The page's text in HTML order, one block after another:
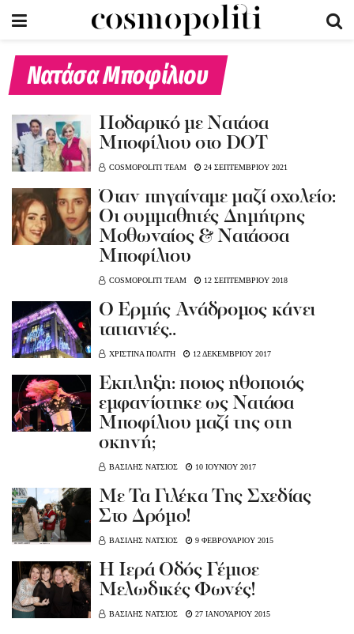
Νατάσα Μποφίλιου
Ποδαρικό με Νατάσα
Μποφίλιου στο DOT
COSMOPOLITI TEAM 24 ΣΕΠΤΕΜΒΡΙΟΥ 2021
Όταν πηγαίναμε μαζί σχολείο:
Οι συμμαθητές Δημήτρης
Μοθωναίος & Νατάσσα
Μποφίλιου
COSMOPOLITI TEAM 12 ΣΕΠΤΕΜΒΡΙΟΥ 2018
O Eρμής Ανάδρομος κάνει
τατιανιές..
ΧΡΙΣΤΙΝΑ ΠΟΛΙΤΗ 12 ΔΕΚΕΜΒΡΙΟΥ 2017
Έκπληξη: ποιος ηθοποιός
εμφανίστηκε ως Νατάσα
Μποφίλιου μαζί της στη
σκηνή;
ΒΑΣΙΛΗΣ ΝΑΤΣΙΟΣ 10 ΙΟΥΝΙΟΥ 2017
Με Τα Γιλέκα Της Σχεδίας
Στο Δρόμο!
ΒΑΣΙΛΗΣ ΝΑΤΣΙΟΣ 9 ΦΕΒΡΟΥΑΡΙΟΥ 2015
Η Ιερά Οδός Γέμισε
Μελωδικές Φωνές!
ΒΑΣΙΛΗΣ ΝΑΤΣΙΟΣ 27 ΙΑΝΟΥΑΡΙΟΥ 2015